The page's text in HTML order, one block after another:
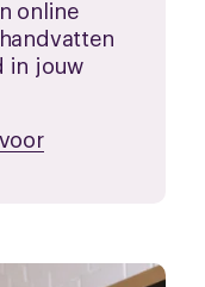
online
in jouw